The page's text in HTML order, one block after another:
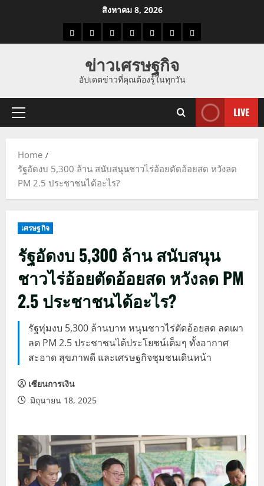
สิงหาคม 8, 2026
ราคาแนว
ราคา
ทอง
ข่าว
นี้
ข่าว
ดูด
ที่
ผู้ชาย
ข่าวเศรษฐกิจ
อัปเดตข่าวที่คุณต้องรู้ในทุกวัน
Primary
LIVE
Home
รัฐอัดงบ 5,300 ล้าน สนับสนุนชาวไร่อ้อยตัดอ้อยสด หวังลด
PM 2.5 ประชาชนได้อะไร?
เศรษฐกิจ
รัฐอัดงบ 5,300 ล้าน สนับสนุน
ชาวไร่อ้อยตัดอ้อยสด หวังลด PM
2.5 ประชาชนได้อะไร?
รัฐทุ่มงบ 5,300 ล้านบาท หนุนชาวไร่ตัดอ้อยสด ลดเผา
ลด PM 2.5 ประชาชนได้ประโยชน์เต็มๆ ทั้งอากาศ
สะอาด สุขภาพดี และเศรษฐกิจชุมชนเดินหน้า
เซียนการเงิน
มิถุนายน 18, 2025